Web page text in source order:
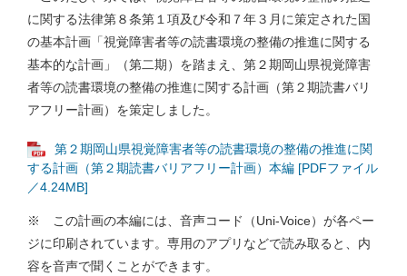
に関する法律第８条第１項及び令和７年３月に策定された国
の基本計画「視覚障害者等の読書環境の整備の推進に関する
基本的な計画」（第二期）を踏まえ、第２期岡山県視覚障害
者等の読書環境の整備の推進に関する計画（第２期読書バリ
アフリー計画）を策定しました。
第２期岡山県視覚障害者等の読書環境の整備の推進に関
する計画（第２期読書バリアフリー計画）本編 [PDFファイル
／4.24MB]
※ この計画の本編には、音声コード（Uni-Voice）が各ペー
ジに印刷されています。専用のアプリなどで読み取ると、内
容を音声で聞くことができます。